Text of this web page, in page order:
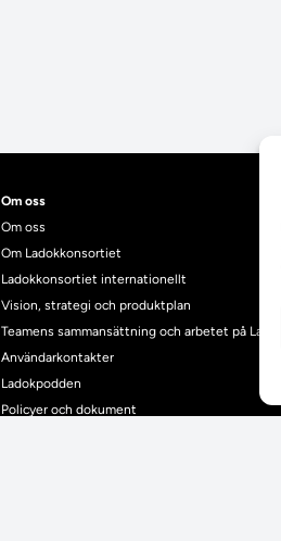
Om oss
Om oss
Om Ladokkonsortiet
Ladokkonsortiet internationellt
Vision, strategi och produktplan
Teamens sammansättning och arbetet på
Användarkontakter
Ladokpodden
Policyer och dokument